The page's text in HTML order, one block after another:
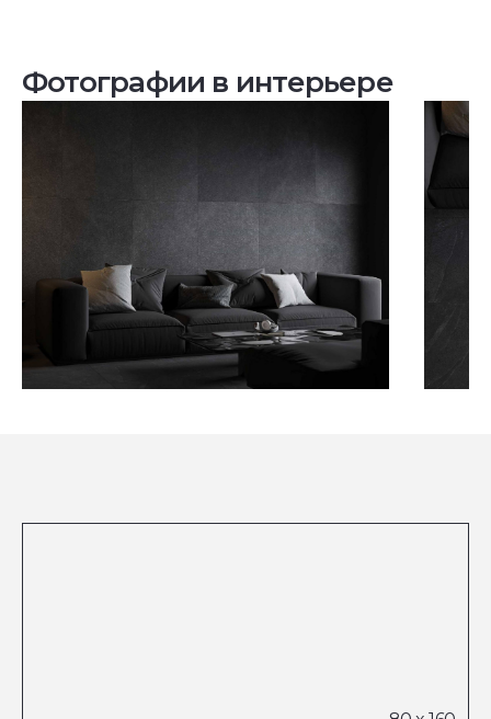
Фотографии в интерьере
Посмотреть все проекты